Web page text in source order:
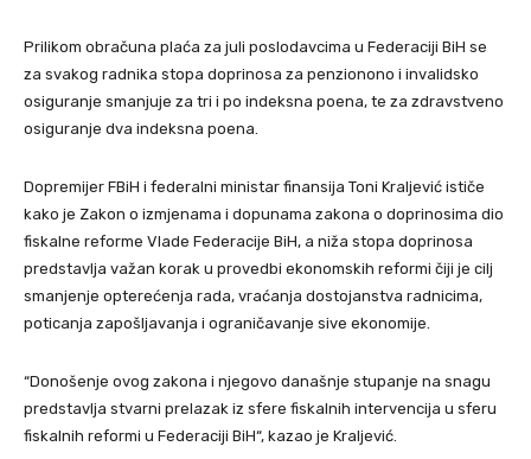
Prilikom obračuna plaća za juli poslodavcima u Federaciji BiH se
za svakog radnika stopa doprinosa za penzionono i invalidsko
osiguranje smanjuje za tri i po indeksna poena, te za zdravstveno
osiguranje dva indeksna poena.
Dopremijer FBiH i federalni ministar finansija Toni Kraljević ističe
kako je Zakon o izmjenama i dopunama zakona o doprinosima dio
fiskalne reforme Vlade Federacije BiH, a niža stopa doprinosa
predstavlja važan korak u provedbi ekonomskih reformi čiji je cilj
smanjenje opterećenja rada, vraćanja dostojanstva radnicima,
poticanja zapošljavanja i ograničavanje sive ekonomije.
“Donošenje ovog zakona i njegovo današnje stupanje na snagu
predstavlja stvarni prelazak iz sfere fiskalnih intervencija u sferu
fiskalnih reformi u Federaciji BiH“, kazao je Kraljević.